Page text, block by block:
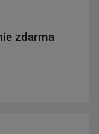
zdarma